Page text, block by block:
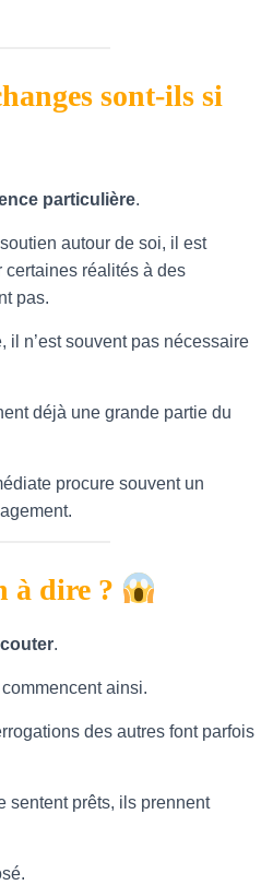
sont-ils si
particulière.
autour de soi, il est
certaines réalités à des
pas.
il n’est souvent pas nécessaire
déjà une grande partie du
procure souvent un
à dire ?
.
ainsi.
des autres font parfois
sentent prêts, ils prennent